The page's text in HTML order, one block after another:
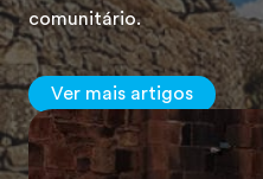
comunitário.
Ver mais artigos